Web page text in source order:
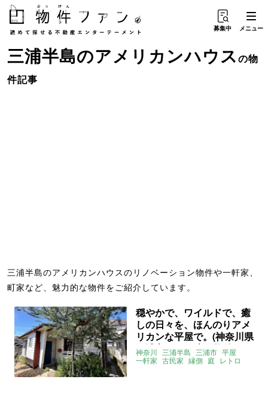
募集中 メニュー
三浦半島のアメリカンハウスの物
件記事
三浦半島のアメリカンハウスのリノベーション物件や一軒家、
町家など、魅力的な物件をご紹介しています。
穏やかで、ワイルドで、癒
しの日々を、ほんのりアメ
リカンな平屋で。(神奈川県
三浦市55㎡の売買物件)
神奈川 三浦半島 三浦市 平屋
一軒家 古民家 縁側 庭 レトロ